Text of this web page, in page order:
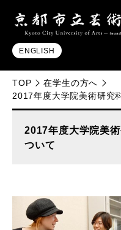
ENGLISH
TOP
在学生の方へ
2017年度大学院美術研究
2017年度大学院美
ついて